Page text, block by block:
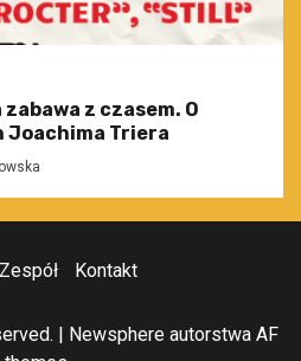
z czasem. O
Triera
Zespół Kontakt
Newsphere autorstwa AF